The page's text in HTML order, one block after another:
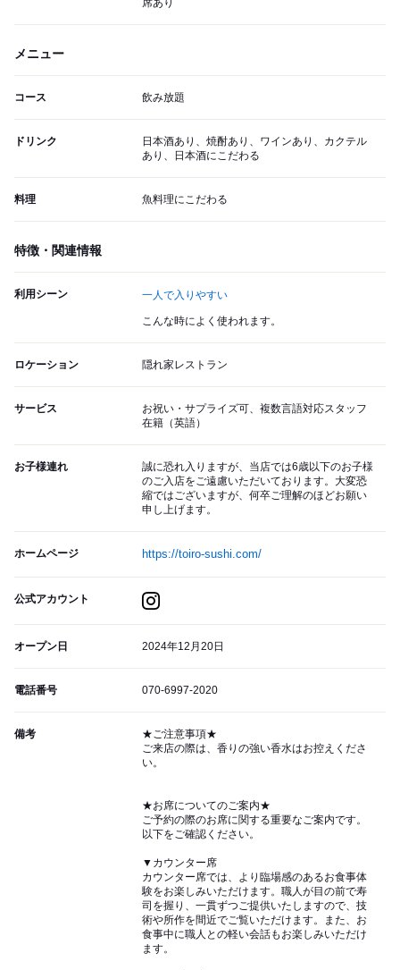
席あり
メニュー
コース 飲み放題
ドリンク
日本酒あり、焼酎あり、ワインあり、カクテル
あり、日本酒にこだわる
料理 魚料理にこだわる
特徴・関連情報
利用シーン 一人で入りやすい
こんな時によく使われます。
ロケーション 隠れ家レストラン
サービス
お祝い・サプライズ可、複数言語対応スタッフ
在籍（英語）
お子様連れ
誠に恐れ入りますが、当店では6歳以下のお子様
のご入店をご遠慮いただいております。大変恐
縮ではございますが、何卒ご理解のほどお願い
申し上げます。
ホームページ https://toiro-sushi.com/
公式アカウント
オープン日 2024年12月20日
電話番号 070-6997-2020
備考
★ご注意事項★
ご来店の際は、香りの強い香水はお控えくださ
い。
★お席についてのご案内★
ご予約の際のお席に関する重要なご案内です。
以下をご確認ください。
▼カウンター席
カウンター席では、より臨場感のあるお食事体
験をお楽しみいただけます。職人が目の前で寿
司を握り、一貫ずつご提供いたしますので、技
術や所作を間近でご覧いただけます。また、お
食事中に職人との軽い会話もお楽しみいただけ
ます。